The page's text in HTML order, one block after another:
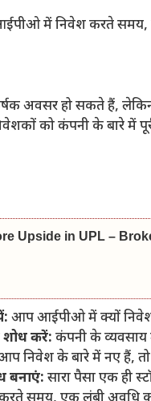
में निवेश करते समय,
हो सकते हैं, लेकिन
को कंपनी के बारे में
Upside in UPL –
आप आईपीओ में क्यों निवेश
शोध करें: कंपनी के व्यवसाय
निवेश के बारे में नए हैं,
बनाएं: सारा पैसा एक ही